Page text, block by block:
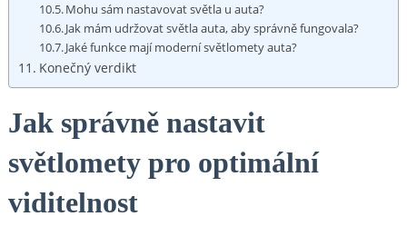
Mohu sám nastavovat světla u auta?
Jak mám udržovat světla auta, aby správně fungovala?
Jaké funkce mají moderní světlomety auta?
Konečný verdikt
Jak správně nastavit
světlomety pro optimální
viditelnost